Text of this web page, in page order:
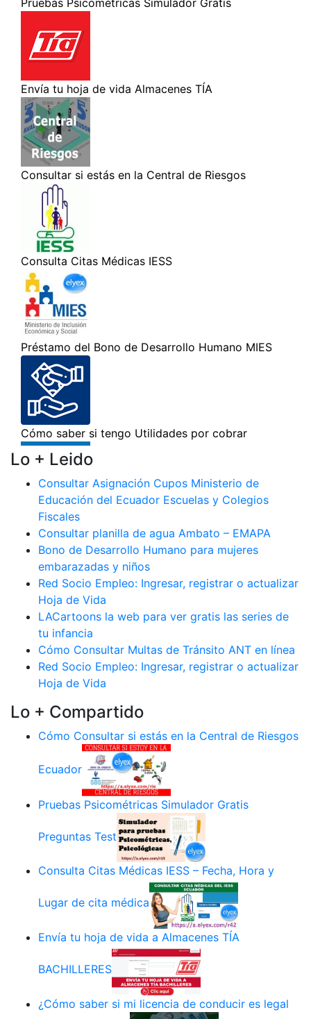
Lo + Leido
Consultar Asignación Cupos Ministerio de
Educación del Ecuador Escuelas y Colegios
Fiscales
Consultar planilla de agua Ambato – EMAPA
Bono de Desarrollo Humano para mujeres
embarazadas y niños
Red Socio Empleo: Ingresar, registrar o actualizar
Hoja de Vida
LACartoons la web para ver gratis las series de
tu infancia
Cómo Consultar Multas de Tránsito ANT en línea
Red Socio Empleo: Ingresar, registrar o actualizar
Hoja de Vida
Lo + Compartido
Cómo Consultar si estás en la Central de Riesgos
Ecuador
Pruebas Psicométricas Simulador Gratis
Preguntas Test
Consulta Citas Médicas IESS – Fecha, Hora y
Lugar de cita médica
Envía tu hoja de vida a Almacenes TÍA
BACHILLERES
¿Cómo saber si mi licencia de conducir es legal